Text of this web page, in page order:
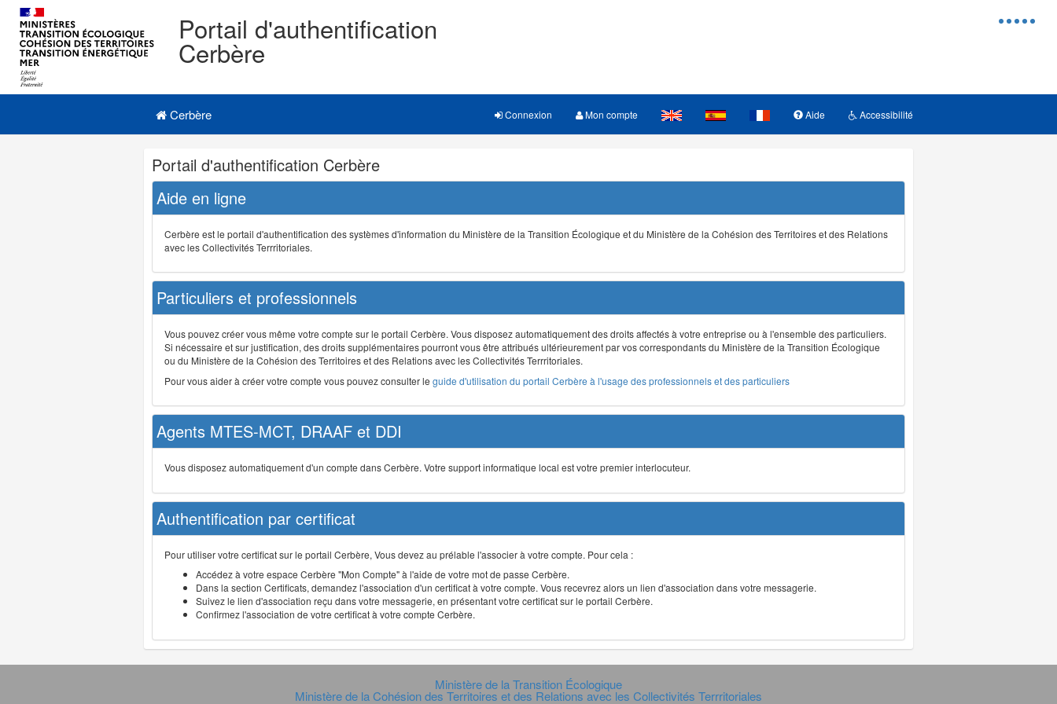
Menu
Portail d'authentification
Cerbère
Navigation
Menu principal
Cerbère Connexion Mon compte Aide Accessibilité
Navigation
et
outils
annexes
Portail d'authentification Cerbère
Aide en ligne
Cerbère est le portail d'authentification des systèmes d'information du Ministère de la Transition Écologique et du Ministère de la Cohésion des Territoires et des Relations
avec les Collectivités Terrritoriales.
Particuliers et professionnels
Vous pouvez créer vous même votre compte sur le portail Cerbère. Vous disposez automatiquement des droits affectés à votre entreprise ou à l'ensemble des particuliers.
Si nécessaire et sur justification, des droits supplémentaires pourront vous être attribués ultérieurement par vos correspondants du Ministère de la Transition Écologique
ou du Ministère de la Cohésion des Territoires et des Relations avec les Collectivités Terrritoriales.
Pour vous aider à créer votre compte vous pouvez consulter le guide d'utilisation du portail Cerbère à l'usage des professionnels et des particuliers
Agents MTES-MCT, DRAAF et DDI
Vous disposez automatiquement d'un compte dans Cerbère. Votre support informatique local est votre premier interlocuteur.
Authentification par certificat
Pour utiliser votre certificat sur le portail Cerbère, Vous devez au prélable l'associer à votre compte. Pour cela :
Accédez à votre espace Cerbère "Mon Compte" à l'aide de votre mot de passe Cerbère.
Dans la section Certificats, demandez l'association d'un certificat à votre compte. Vous recevrez alors un lien d'association dans votre messagerie.
Suivez le lien d'association reçu dans votre messagerie, en présentant votre certificat sur le portail Cerbère.
Confirmez l'association de votre certificat à votre compte Cerbère.
Ministère de la Transition Écologique
Ministère de la Cohésion des Territoires et des Relations avec les Collectivités Terrritoriales